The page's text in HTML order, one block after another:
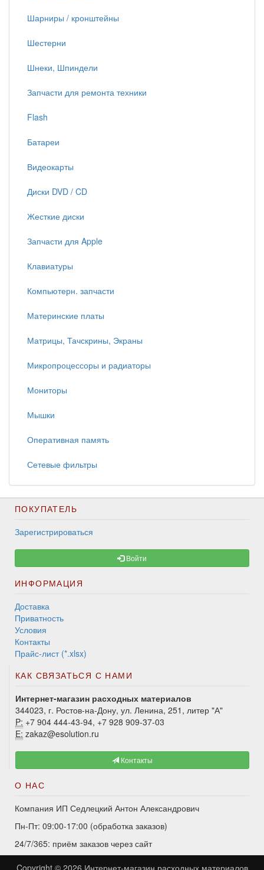
Шарниры / кронштейны
Шестерни
Шнеки, Шпиндели
Запчасти для ремонта техники
Flash
Батареи
Видеокарты
Диски DVD / CD
Жесткие диски
Запчасти для Apple
Клавиатуры
Компьютерн. запчасти
Материнские платы
Матрицы, Тачскрины, Экраны
Микропроцессоры и радиаторы
Мониторы
Мышки
Оперативная память
Сетевые фильтры
ПОКУПАТЕЛЬ
Зарегистрироваться
Войти
ИНФОРМАЦИЯ
Доставка
Приватность
Условия
Контакты
Прайс-лист (*.xlsx)
КАК СВЯЗАТЬСЯ С НАМИ
Интернет-магазин расходных материалов
344023, г. Ростов-на-Дону, ул. Ленина, 251, литер "А"
P: +7 904 444-43-94, +7 928 909-37-03
E: zakaz@esolution.ru
Контакты
О НАС
Компания ИП Седлецкий Антон Александрович
Пн-Пт: 09:00-17:00 (обработка заказов)
24/7/365: приём заказов через сайт
Copyright © 2026 Интернет-магазин расходных материалов